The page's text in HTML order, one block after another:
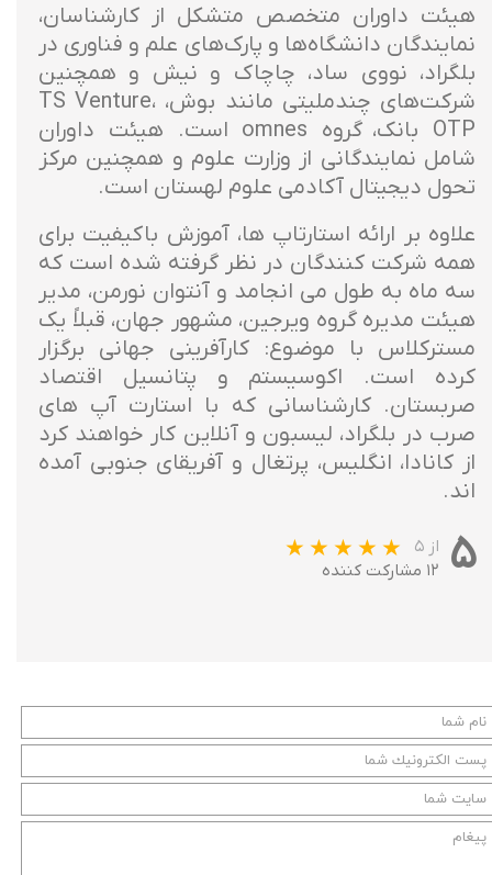
هیئت داوران متخصص متشکل از کارشناسان،
نمایندگان دانشگاه‌ها و پارک‌های علم و فناوری در
بلگراد، نووی ساد، چاچاک و نیش و همچنین
شرکت‌های چندملیتی مانند بوش، TS Venture،
OTP بانک، گروه omnes است. هیئت داوران
شامل نمایندگانی از وزارت علوم و همچنین مرکز
تحول دیجیتال آکادمی علوم لهستان است.
علاوه بر ارائه استارتاپ ها، آموزش باکیفیت برای
همه شرکت کنندگان در نظر گرفته شده است که
سه ماه به طول می انجامد و آنتوان نورمن، مدیر
هیئت مدیره گروه ویرجین، مشهور جهان، قبلاً یک
مسترکلاس با موضوع: کارآفرینی جهانی برگزار
کرده است. اکوسیستم و پتانسیل اقتصاد
صربستان. کارشناسانی که با استارت آپ های
صرب در بلگراد، لیسبون و آنلاین کار خواهند کرد
از کانادا، انگلیس، پرتغال و آفریقای جنوبی آمده
اند.
۵ از ۵
۱۲ مشارکت کننده